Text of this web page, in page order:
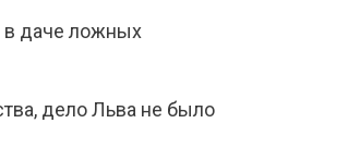
в даче ложных
дело Льва не было